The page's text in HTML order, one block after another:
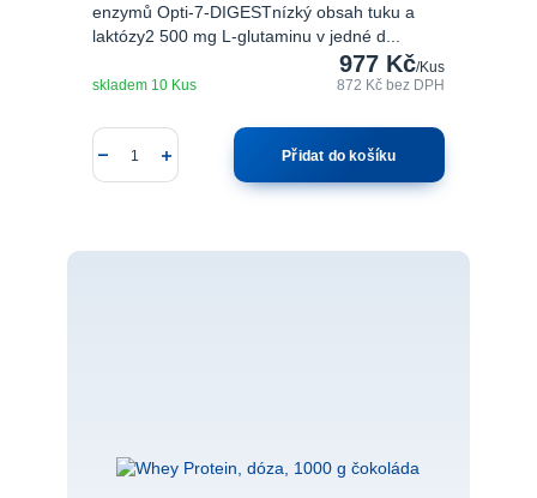
enzymů Opti-7-DIGESTnízký obsah tuku a
laktózy2 500 mg L-glutaminu v jedné d...
977 Kč/Kus
872 Kč bez DPH
skladem 10 Kus
Přidat do košíku